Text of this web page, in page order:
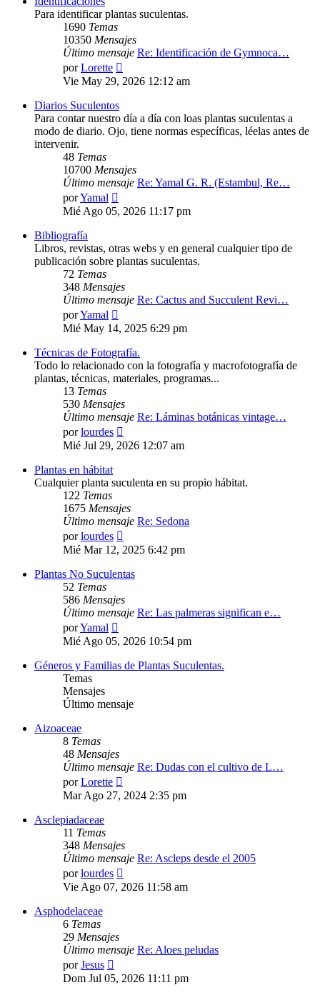
Para identificar plantas suculentas.
1690 Temas
10350 Mensajes
Último mensaje Re: Identificación de Gymnoca…
porLorette
último
Vie May 29, 2026 12:12 am
Diarios Suculentos
Para contar nuestro día a día con loas plantas suculentas a
modo de diario. Ojo, tiene normas específicas, léelas antes de
intervenir.
48 Temas
10700 Mensajes
Último mensaje Re: Yamal G. R. (Estambul, Re…
porYamal
último
mensaje
Mié Ago 05, 2026 11:17 pm
Bibliografía
Libros, revistas, otras webs y en general cualquier tipo de
publicación sobre plantas suculentas.
72 Temas
348 Mensajes
Último mensaje Re: Cactus and Succulent Revi…
porYamal
último
mensaje
Mié May 14, 2025 6:29 pm
Técnicas de Fotografía.
Todo lo relacionado con la fotografía y macrofotografía de
plantas, técnicas, materiales, programas...
13 Temas
530 Mensajes
Último mensaje Re: Láminas botánicas vintage…
porlourdes
último
Mié Jul 29, 2026 12:07 am
Plantas en hábitat
Cualquier planta suculenta en su propio hábitat.
122 Temas
1675 Mensajes
Último mensaje Re: Sedona
porlourdes
último
Mié Mar 12, 2025 6:42 pm
Plantas No Suculentas
52 Temas
586 Mensajes
Último mensaje Re: Las palmeras significan e…
porYamal
último
mensaje
Mié Ago 05, 2026 10:54 pm
Géneros y Familias de Plantas Suculentas.
Temas
Mensajes
Último mensaje
Aizoaceae
8 Temas
48 Mensajes
Último mensaje Re: Dudas con el cultivo de L…
porLorette
último
Mar Ago 27, 2024 2:35 pm
Asclepiadaceae
11 Temas
348 Mensajes
Último mensaje Re: Ascleps desde el 2005
porlourdes
último
Vie Ago 07, 2026 11:58 am
Asphodelaceae
6 Temas
29 Mensajes
Último mensaje Re: Aloes peludas
porJesus
último
mensaje
Dom Jul 05, 2026 11:11 pm